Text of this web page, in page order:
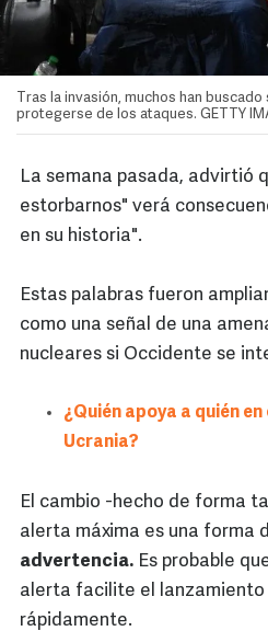
Tras la invasión, muchos han
protegerse de los ataques. GETTY
La semana pasada, advirtió
estorbarnos" verá
en su historia".
Estas palabras fueron
como una señal de una
nucleares si Occidente se
¿Quién apoya a quién
Ucrania?
El cambio -hecho de forma
alerta máxima es una forma
advertencia. Es probable
alerta facilite el lanzamiento
rápidamente.